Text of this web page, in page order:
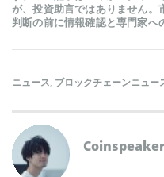
が、投資助言ではありません。
判断の前に情報確認と専門家へ
ニュース, ブロックチェーンニュー